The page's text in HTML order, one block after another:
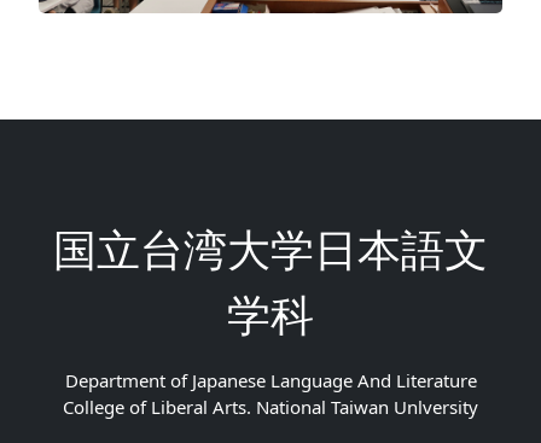
国立台湾大学日本語文
学科
Department of Japanese Language And Literature
College of Liberal Arts. National Taiwan Unlversity